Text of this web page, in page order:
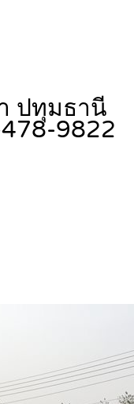
ปทุมธานี
9822